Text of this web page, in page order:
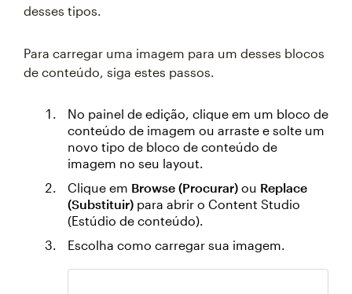
desses tipos.
Para carregar uma imagem para um desses blocos
de conteúdo, siga estes passos.
No painel de edição, clique em um bloco de
conteúdo de imagem ou arraste e solte um
novo tipo de bloco de conteúdo de
imagem no seu layout.
Clique em Browse (Procurar) ou Replace
(Substituir) para abrir o Content Studio
(Estúdio de conteúdo).
Escolha como carregar sua imagem.